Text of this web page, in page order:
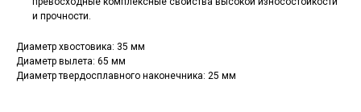
и прочности.
Диаметр хвостовика: 35 мм
Диаметр вылета: 65 мм
Диаметр твердосплавного наконечника: 25 мм